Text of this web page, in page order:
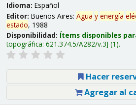
Idioma: Español
Editor: Buenos Aires: Agua y energía
estado, 1988
Disponibilidad: Ítems disponibles
topográfica: 621.374.5/A282/v.3 (1).
Hacer
Agregar al